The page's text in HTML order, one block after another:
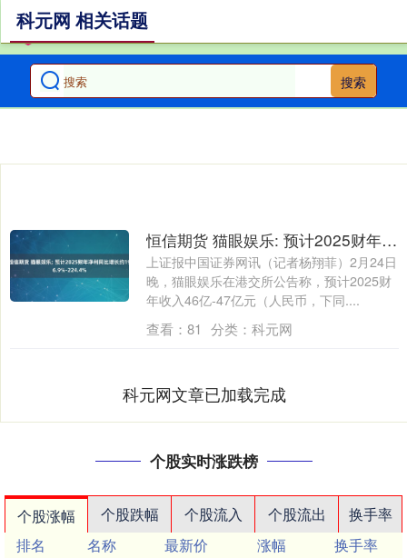
搜索
科元网 相关话题
恒信期货 猫眼娱乐: 预计2025财年净利同比增长约196.9%-224.4%
上证报中国证券网讯（记者杨翔菲）2月24日
晚，猫眼娱乐在港交所公告称，预计2025财
年收入46亿-47亿元（人民币，下同....
查看： 81 分类： 科元网
科元网文章已加载完成
个股实时涨跌榜
个股涨幅 个股跌幅 个股流入 个股流出
换手率
排名
名称 最新价 涨幅
换手率